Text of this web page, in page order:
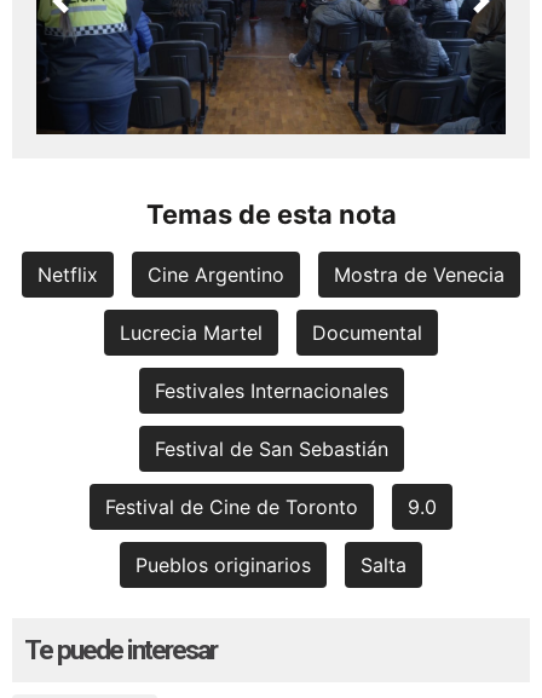
Previous Next
Temas de esta nota
Netflix Cine Argentino Mostra de Venecia
Lucrecia Martel Documental
Festivales Internacionales
Festival de San Sebastián
Festival de Cine de Toronto 9.0
Pueblos originarios Salta
Te puede interesar